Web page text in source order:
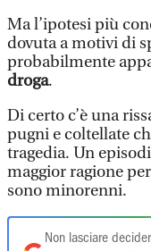
Ma l’ipotesi più
dovuta a motivi di
probabilmente
droga.
Di certo c’è una
pugni e coltellate
tragedia. Un
maggior ragione
sono minorenni.
Non lasciare